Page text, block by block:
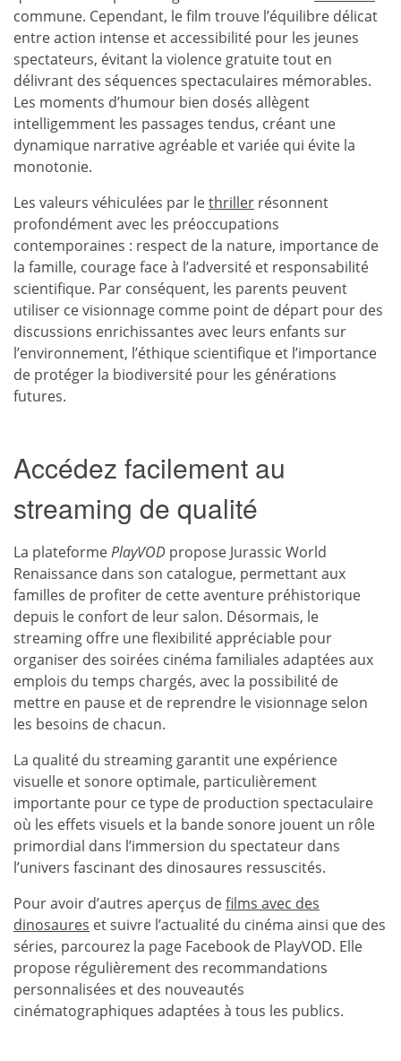
commune. Cependant, le film trouve l’équilibre délicat
entre action intense et accessibilité pour les jeunes
spectateurs, évitant la violence gratuite tout en
délivrant des séquences spectaculaires mémorables.
Les moments d’humour bien dosés allègent
intelligemment les passages tendus, créant une
dynamique narrative agréable et variée qui évite la
monotonie.
Les valeurs véhiculées par lethriller résonnent
profondément avec les préoccupations
contemporaines : respect de la nature, importance de
la famille, courage face à l’adversité et responsabilité
scientifique. Par conséquent, les parents peuvent
utiliser ce visionnage comme point de départ pour des
discussions enrichissantes avec leurs enfants sur
l’environnement, l’éthique scientifique et l’importance
de protéger la biodiversité pour les générations
futures.
Accédez facilement au
streaming de qualité
La plateformePlayVOD propose Jurassic World
Renaissance dans son catalogue, permettant aux
familles de profiter de cette aventure préhistorique
depuis le confort de leur salon. Désormais, le
streaming offre une flexibilité appréciable pour
organiser des soirées cinéma familiales adaptées aux
emplois du temps chargés, avec la possibilité de
mettre en pause et de reprendre le visionnage selon
les besoins de chacun.
La qualité du streaming garantit une expérience
visuelle et sonore optimale, particulièrement
importante pour ce type de production spectaculaire
où les effets visuels et la bande sonore jouent un rôle
primordial dans l’immersion du spectateur dans
l’univers fascinant des dinosaures ressuscités.
Pour avoir d’autres aperçus defilms avec des
dinosaures et suivre l’actualité du cinéma ainsi que des
séries, parcourez la page Facebook de PlayVOD. Elle
propose régulièrement des recommandations
personnalisées et des nouveautés
cinématographiques adaptées à tous les publics.